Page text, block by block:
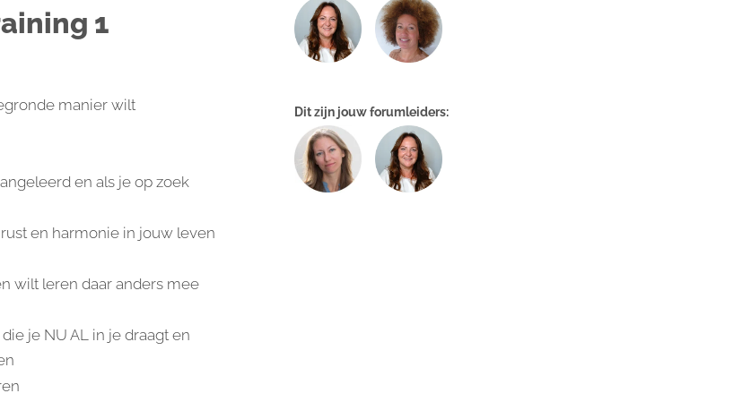
1
manier wilt
en als je op zoek
en harmonie in jouw leven
wilt leren daar anders mee
je NU AL in je draagt en
Dit zijn jouw forumleiders: